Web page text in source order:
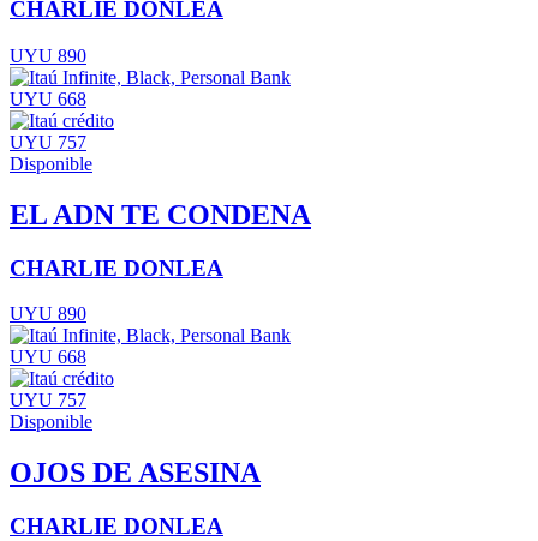
CHARLIE DONLEA
UYU 890
UYU 668
UYU 757
Disponible
EL ADN TE CONDENA
CHARLIE DONLEA
UYU 890
UYU 668
UYU 757
Disponible
OJOS DE ASESINA
CHARLIE DONLEA